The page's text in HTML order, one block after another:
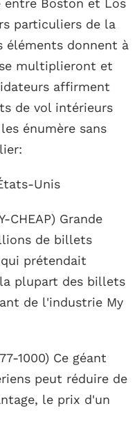
entre Boston et Los
particuliers de la
éléments donnent à
multiplieront et
affirment
de vol intérieurs
énumère sans
Unis
CHEAP) Grande
de billets
prétendait
plupart des billets
de l'industrie My
1000) Ce géant
peut réduire de
le prix d'un